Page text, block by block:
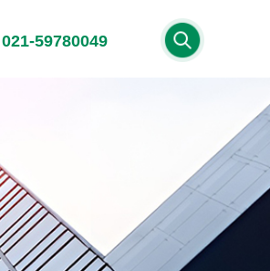
021-59780049